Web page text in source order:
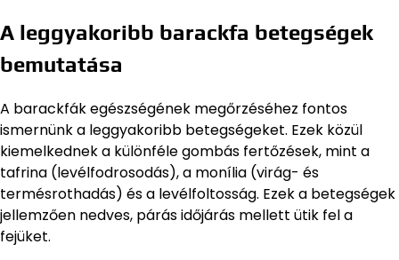
A leggyakoribb barackfa betegségek
bemutatása
A barackfák egészségének megőrzéséhez fontos
ismernünk a leggyakoribb betegségeket. Ezek közül
kiemelkednek a különféle gombás fertőzések, mint a
tafrina (levélfodrosodás), a monília (virág- és
termésrothadás) és a levélfoltosság. Ezek a betegségek
jellemzően nedves, párás időjárás mellett ütik fel a
fejüket.